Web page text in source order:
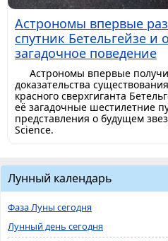
Астрономы впервые
спутник Бетельгейзе и
загадочное поведение
Астрономы впервые
доказательства
красного сверхгиганта
её загадочные шестилетние
представления о будущем
Science.
Лунный календарь
Фаза Луны сегодня
Лунный день сегодня